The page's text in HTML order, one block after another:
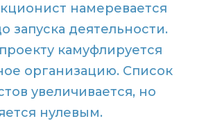
намеревается
запуска деятельности.
камуфлируется
организацию. Список
увеличивается, но
нулевым.